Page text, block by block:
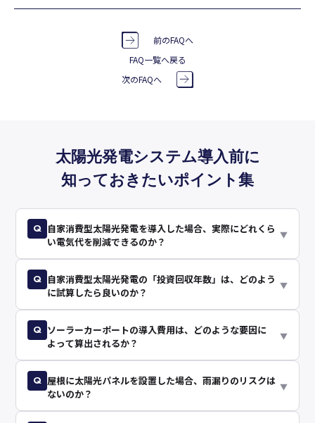
前のFAQへ
FAQ一覧へ戻る
次のFAQへ
太陽光発電システム導入前に
知っておきたいポイント集
Q 自家消費型太陽光発電を導入した場合、実際にどれくら
い電気代を削減できるのか？
▼
Q 自家消費型太陽光発電の「投資回収年数」は、どのよう
に試算したら良いのか？
▼
Q ソーラーカーポートの導入費用は、どのような要因に
よって算出されるか？
▼
Q 屋根に太陽光パネルを設置した場合、雨漏りのリスクは
ないのか？
▼